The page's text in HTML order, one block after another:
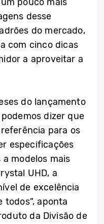
desse
do mercado,
com cinco dicas
a aproveitar a
do lançamento
dizer que
para os
especificações
modelos mais
UHD, a
de excelência
todos”, aponta
da Divisão de